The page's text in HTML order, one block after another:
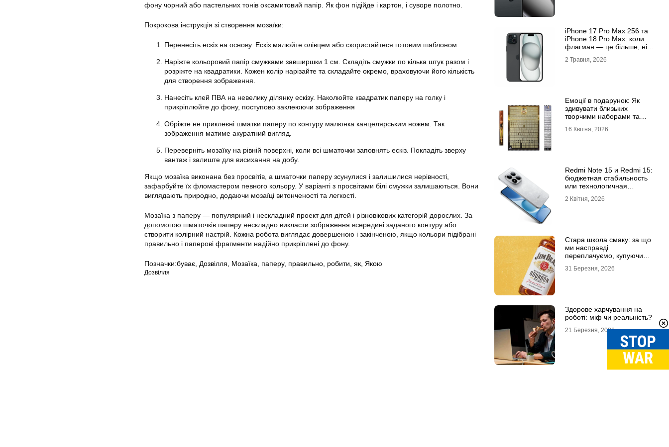
фону чорний або пастельних тонів оксамитовий папір. Як фон підійде і картон, і суворе полотно.
Покрокова інструкція зі створення мозаїки:
Перенесіть ескіз на основу. Ескіз малюйте олівцем або скористайтеся готовим шаблоном.
Наріжте кольоровий папір смужками завширшки 1 см. Складіть смужки по кілька штук разом і
розріжте на квадратики. Кожен колір нарізайте та складайте окремо, враховуючи його кількість
для створення зображення.
Нанесіть клей ПВА на невелику ділянку ескізу. Наколюйте квадратик паперу на голку і
прикріплюйте до фону, поступово заклеюючи зображення
Обріжте не приклеєні шматки паперу по контуру малюнка канцелярським ножем. Так
зображення матиме акуратний вигляд.
Переверніть мозаїку на рівній поверхні, коли всі шматочки заповнять ескіз. Покладіть зверху
вантаж і залиште для висихання на добу.
Якщо мозаїка виконана без просвітів, а шматочки паперу зсунулися і залишилися нерівності,
зафарбуйте їх фломастером певного кольору. У варіанті з просвітами білі смужки залишаються. Вони
виглядають природно, додаючи мозаїці витонченості та легкості.
Мозаїка з паперу — популярний і нескладний проект для дітей і різновікових категорій дорослих. За
допомогою шматочків паперу нескладно викласти зображення всередині заданого контуру або
створити колірний настрій. Кожна робота виглядає довершеною і закінченою, якщо кольори підібрані
правильно і паперові фрагменти надійно прикріплені до фону.
Позначки:буває Дозвілля Мозаїка паперу, правильно робити як Якою
Дозвілля
iРhone 17 Рro Мax 256 та
iРhone 18 Рro Мax: коли
флагман — це більше, ніж
2 Травня, 2026
Емоції в подарунок: Як
здивувати близьких
творчими наборами та
16 Квітня, 2026
Redmi Note 15 и Redmi 15:
бюджетная стабильность
или технологичная
2 Квітня, 2026
Стара школа смаку: за що
ми насправді
переплачуємо, купуючи
31 Березня, 2026
Здорове харчування на
роботі: міф чи реальність?
21 Березня, 2026